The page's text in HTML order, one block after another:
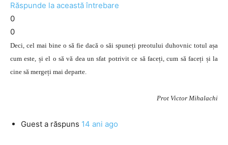
Răspunde la această întrebare
0
0
Deci, cel mai bine o să fie dacă o săi spuneți preotului duhovnic totul așa
cum este, și el o să vă dea un sfat potrivit ce să faceți, cum să faceți și la
cine să mergeți mai departe.
Prot Victor Mihalachi
Guest a răspuns 14 ani ago